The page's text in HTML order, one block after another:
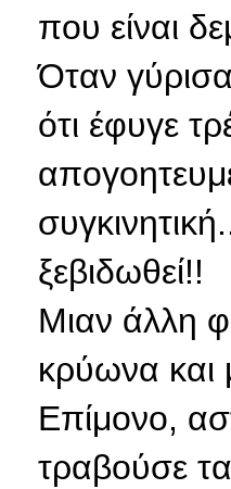
που είναι
Όταν
ότι έφυγε
ξεβιδωθεί!!
Μιαν άλλη
κρύωνα και
Επίμονο,
τραβούσε